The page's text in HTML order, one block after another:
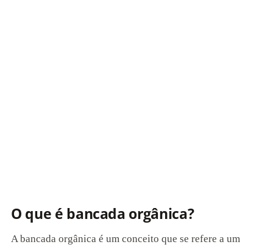
O que é bancada orgânica?
A bancada orgânica é um conceito que se refere a um